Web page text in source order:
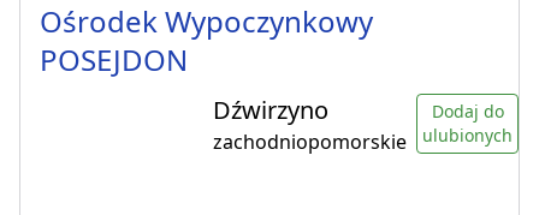
Ośrodek Wypoczynkowy
POSEJDON
Dźwirzyno
zachodniopomorskie
Dodaj do
ulubionych